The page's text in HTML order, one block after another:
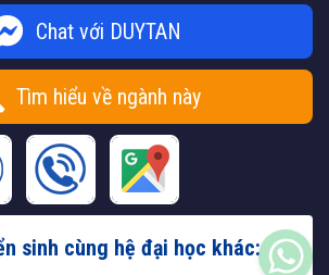
Chat với DUYTAN
Tìm hiểu về ngành này
sinh cùng hệ đại học khác: